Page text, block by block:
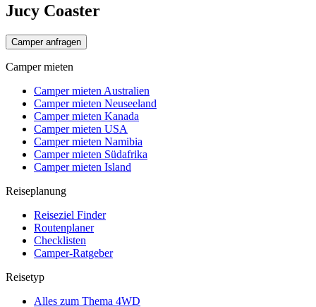
Jucy Coaster
Camper anfragen
Camper mieten
Camper mieten Australien
Camper mieten Neuseeland
Camper mieten Kanada
Camper mieten USA
Camper mieten Namibia
Camper mieten Südafrika
Camper mieten Island
Reiseplanung
Reiseziel Finder
Routenplaner
Checklisten
Camper-Ratgeber
Reisetyp
Alles zum Thema 4WD